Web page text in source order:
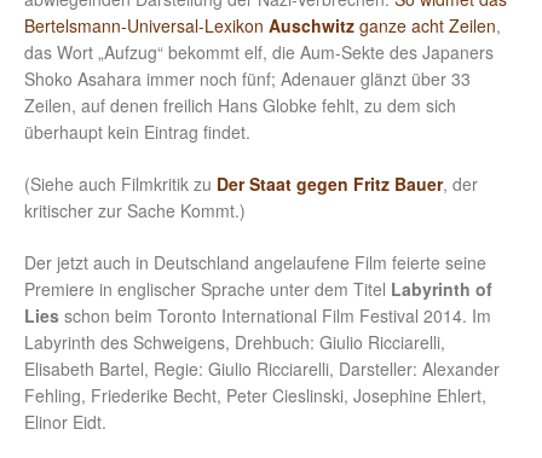
Bertelsmann-Universal-Lexikon Auschwitz ganze acht Zeilen,
das Wort „Aufzug“ bekommt elf, die Aum-Sekte des Japaners
Shoko Asahara immer noch fünf; Adenauer glänzt über 33
Zeilen, auf denen freilich Hans Globke fehlt, zu dem sich
überhaupt kein Eintrag findet.
(Siehe auch Filmkritik zu Der Staat gegen Fritz Bauer, der
kritischer zur Sache Kommt.)
Der jetzt auch in Deutschland angelaufene Film feierte seine
Premiere in englischer Sprache unter dem Titel Labyrinth of
Lies schon beim Toronto International Film Festival 2014. Im
Labyrinth des Schweigens, Drehbuch: Giulio Ricciarelli,
Elisabeth Bartel, Regie: Giulio Ricciarelli, Darsteller: Alexander
Fehling, Friederike Becht, Peter Cieslinski, Josephine Ehlert,
Elinor Eidt.